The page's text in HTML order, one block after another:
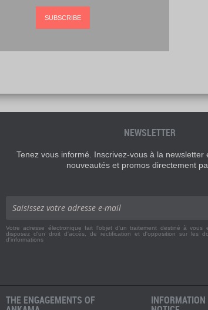
SUBSCRIBE
NEWSLETTER
Tenez vous informé. Inscrivez-vous à la newsletter
nouveautés et promos directement
Votre adresse électronique fait l'objet d'un traitement destiné à vous
disposez d'un droit d'accès, de rectification et d'opposition sur les
d'informations
THE ENGAGEMENTS OF